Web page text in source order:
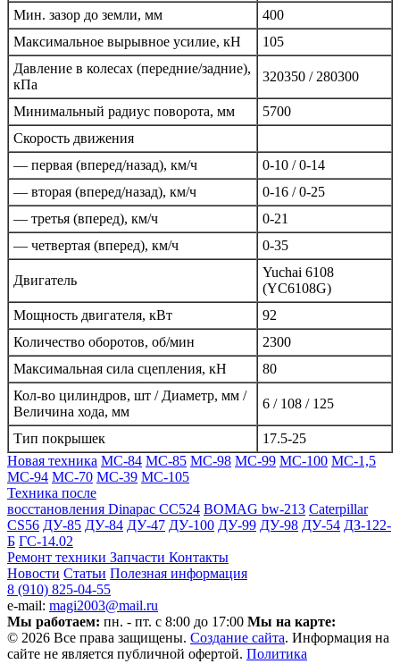
Мин. зазор до земли, мм
400
Максимальное вырывное усилие, кН
105
Давление в колесах (передние/задние),
кПа
320­350 / 280­300
Минимальный радиус поворота, мм
5700
Скорость движения
— первая (вперед/назад), км/ч
0-10 / 0-14
— вторая (вперед/назад), км/ч
0-16 / 0-25
— третья (вперед), км/ч
0-21
— четвертая (вперед), км/ч
0-35
Двигатель
Yuchai 6108
(YC6108G)
Мощность двигателя, кВт
92
Количество оборотов, об/мин
2300
Максимальная сила сцепления, кН
80
Кол-во цилиндров, шт / Диаметр, мм /
Величина хода, мм
6 / 108 / 125
Тип покрышек
17.5-25
Новая техника МС-84 МС-85 МС-98 МС-99 МС-100 МС-1,5
МС-94 МС-70 МС-39 МС-105
Техника после
восстановления Dinapac СС524 BOMAG bw-213 Caterpillar
CS56 ДУ-85 ДУ-84 ДУ-47 ДУ-100 ДУ-99 ДУ-98 ДУ-54 ДЗ-122-
Б ГС-14.02
Ремонт техники Запчасти Контакты
Новости Статьи Полезная информация
8 (910) 825-04-55
e-mail: magi2003@mail.ru
Мы работаем: пн. - пт. с 8:00 до 17:00 Мы на карте:
© 2026 Все права защищены. Создание сайта. Информация на
сайте не является публичной офертой. Политика